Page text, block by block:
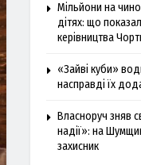
Мільйони на
дітях: що
керівництва
«Зайві куби»
насправді їх
Власноруч зняв
надії»: на
захисник